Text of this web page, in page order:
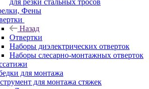
для резки стальных тросов
Фены
Назад
Отвертки
Наборы диэлектрических отверток
Наборы слесарно-монтажных отверток
для монтажа
для монтажа стяжек